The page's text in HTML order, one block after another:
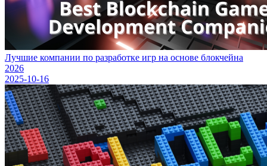
Лучшие компании по разработке игр на основе блокчейна
2026
2025-10-16